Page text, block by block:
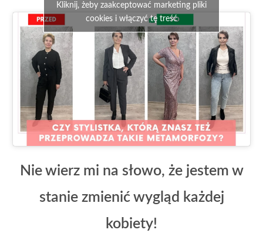
Kliknij, żeby zaakceptować marketing pliki
cookies i włączyć tę treść
Nie wierz mi na słowo, że jestem w
stanie zmienić wygląd każdej
kobiety!